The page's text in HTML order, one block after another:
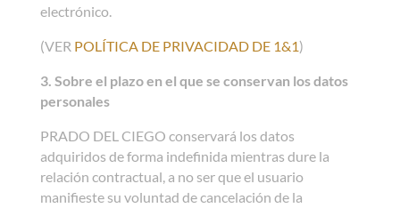
electrónico.
(VER POLÍTICA DE PRIVACIDAD DE 1&1)
3. Sobre el plazo en el que se conservan los datos
personales
PRADO DEL CIEGO conservará los datos
adquiridos de forma indefinida mientras dure la
relación contractual, a no ser que el usuario
manifieste su voluntad de cancelación de la